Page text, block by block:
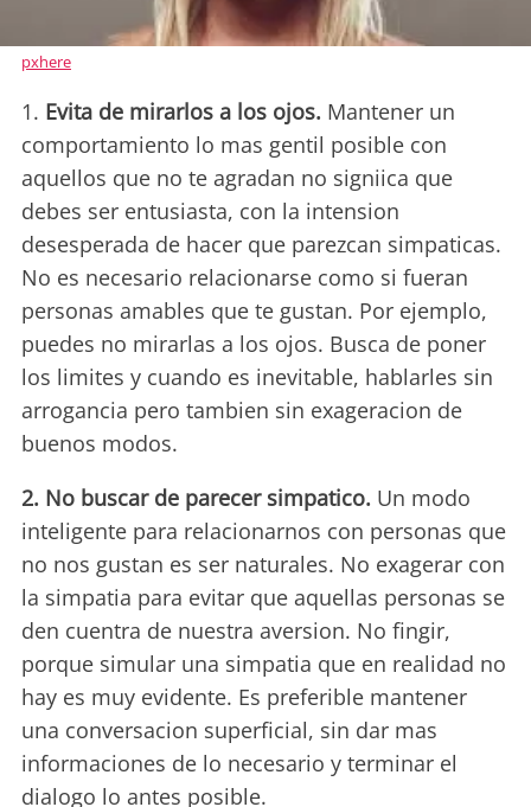
pxhere
1. Evita de mirarlos a los ojos. Mantener un
comportamiento lo mas gentil posible con
aquellos que no te agradan no signiica que
debes ser entusiasta, con la intension
desesperada de hacer que parezcan simpaticas.
No es necesario relacionarse como si fueran
personas amables que te gustan. Por ejemplo,
puedes no mirarlas a los ojos. Busca de poner
los limites y cuando es inevitable, hablarles sin
arrogancia pero tambien sin exageracion de
buenos modos.
2. No buscar de parecer simpatico. Un modo
inteligente para relacionarnos con personas que
no nos gustan es ser naturales. No exagerar con
la simpatia para evitar que aquellas personas se
den cuentra de nuestra aversion. No fingir,
porque simular una simpatia que en realidad no
hay es muy evidente. Es preferible mantener
una conversacion superficial, sin dar mas
informaciones de lo necesario y terminar el
dialogo lo antes posible.